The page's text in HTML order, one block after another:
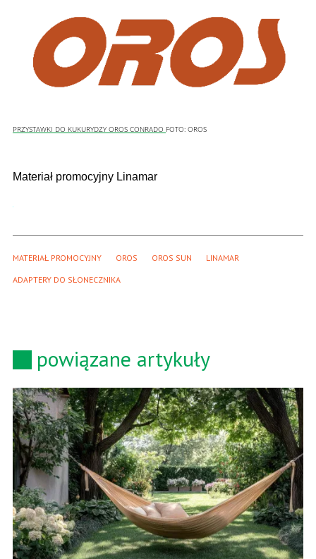
PRZYSTAWKI DO KUKURYDZY OROS CONRADO FOTO: OROS
Materiał promocyjny Linamar
MATERIAŁ PROMOCYJNY OROS OROS SUN LINAMAR
ADAPTERY DO SŁONECZNIKA
powiązane artykuły